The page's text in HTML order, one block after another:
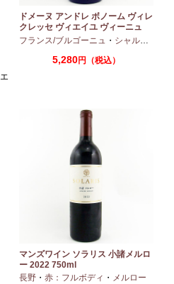
シャルドネ
ドメーヌ アンドレ ボノーム ヴィレ
クレッセ ヴィエイユ ヴィーニュ
2024 750ml
フランス/ブルゴーニュ ・ シャルドネ
5,280円（税込）
・ピノノワール
マンズワイン ソラリス 小諸メルロ
ー 2022 750ml
長野 ・ 赤：フルボディ ・ メルロー